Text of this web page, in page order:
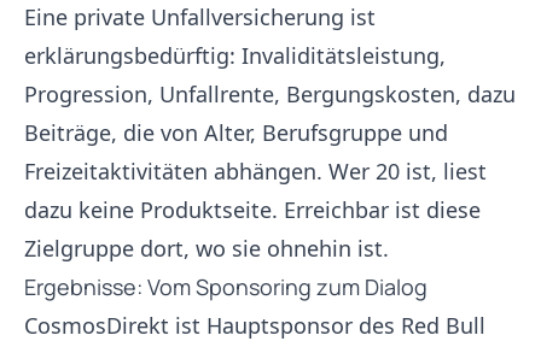
Eine private Unfallversicherung ist
erklärungsbedürftig: Invaliditätsleistung,
Progression, Unfallrente, Bergungskosten, dazu
Beiträge, die von Alter, Berufsgruppe und
Freizeitaktivitäten abhängen. Wer 20 ist, liest
dazu keine Produktseite. Erreichbar ist diese
Zielgruppe dort, wo sie ohnehin ist.
Ergebnisse: Vom Sponsoring zum Dialog
CosmosDirekt ist Hauptsponsor des Red Bull